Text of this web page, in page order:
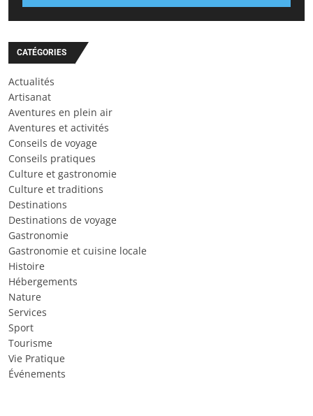
CATÉGORIES
Actualités
Artisanat
Aventures en plein air
Aventures et activités
Conseils de voyage
Conseils pratiques
Culture et gastronomie
Culture et traditions
Destinations
Destinations de voyage
Gastronomie
Gastronomie et cuisine locale
Histoire
Hébergements
Nature
Services
Sport
Tourisme
Vie Pratique
Événements